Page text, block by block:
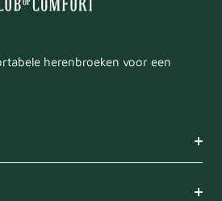
herenbroeken voor een